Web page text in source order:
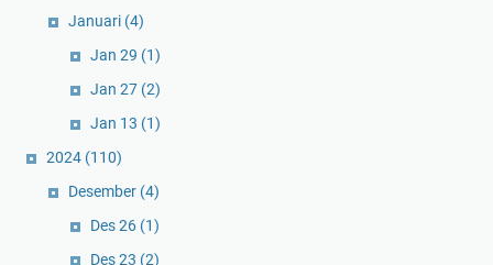
Januari (4)
Jan 29 (1)
Jan 27 (2)
Jan 13 (1)
2024 (110)
Desember (4)
Des 26 (1)
Des 23 (2)